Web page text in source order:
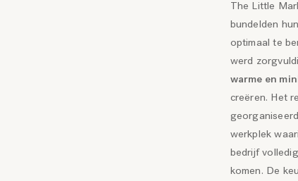
The Little
bundelden
optimaal te
werd
warme en
creëren. Het
werkplek
bedrijf
komen. De